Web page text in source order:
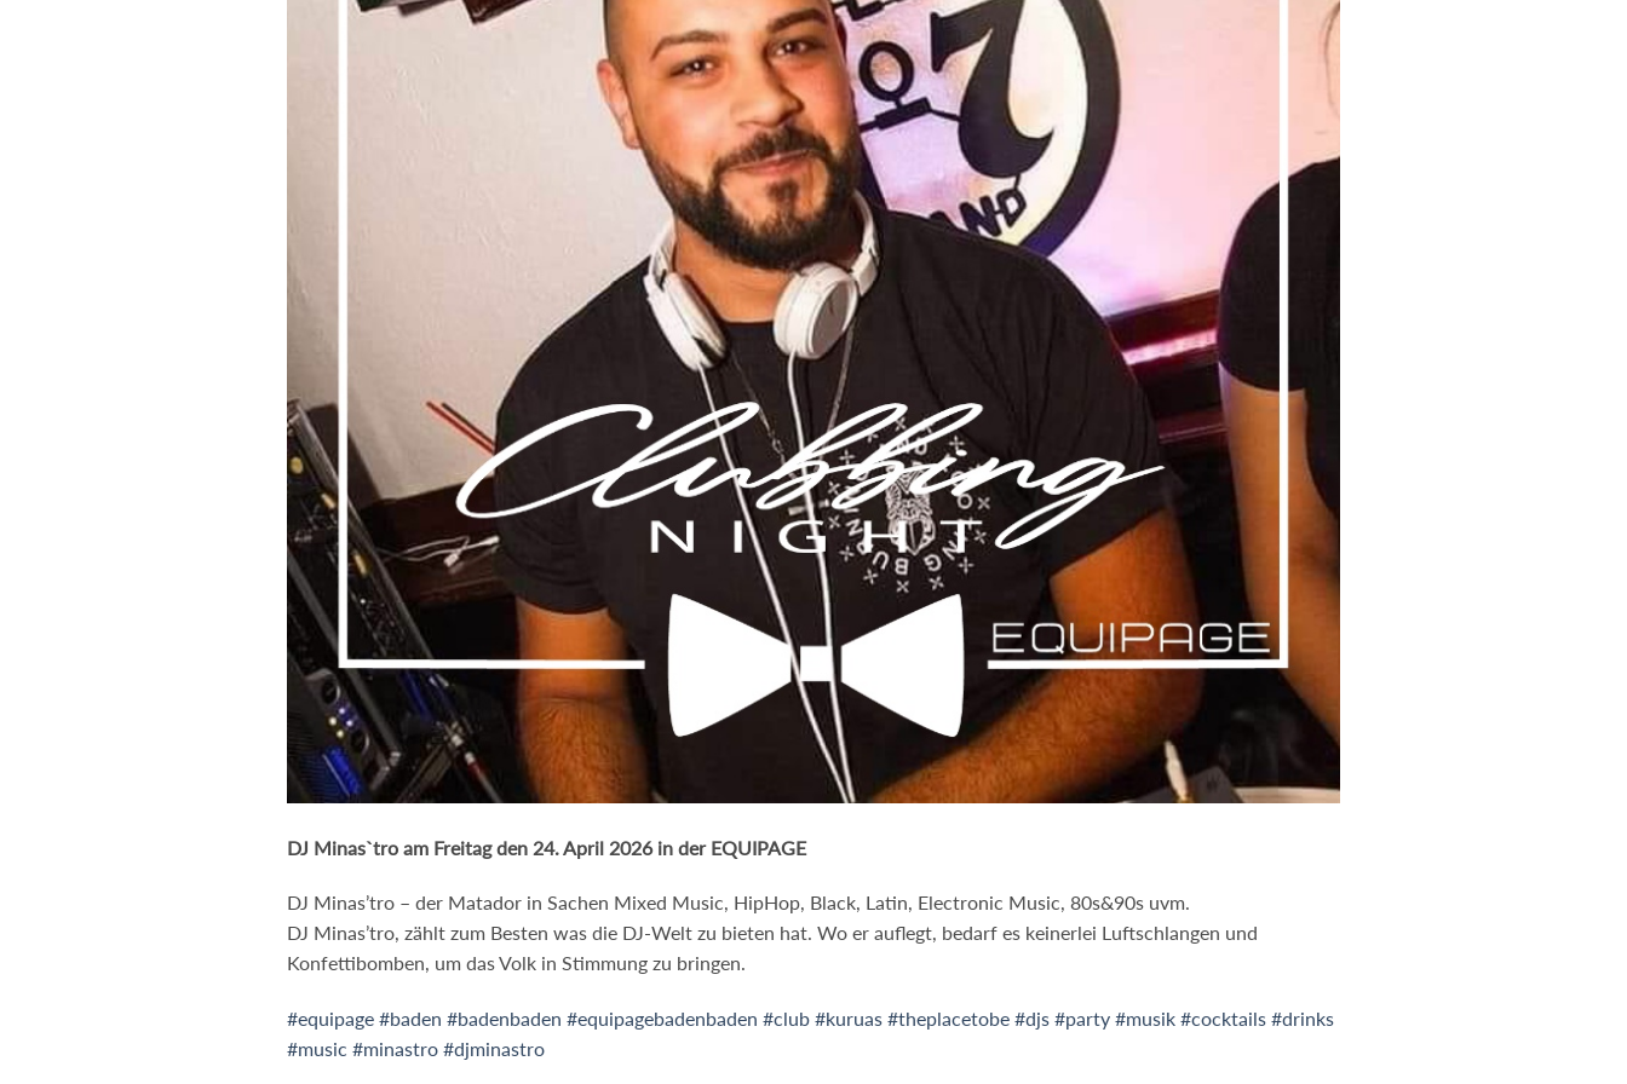
DJ Minas`tro am Freitag den 24. April 2026 in der EQUIPAGE
DJ Minas’tro – der Matador in Sachen Mixed Music, HipHop, Black, Latin, Electronic Music, 80s&90s uvm.
DJ Minas’tro, zählt zum Besten was die DJ-Welt zu bieten hat. Wo er auflegt, bedarf es keinerlei Luftschlangen und
Konfettibomben, um das Volk in Stimmung zu bringen.
#equipage #baden #badenbaden #equipagebadenbaden #club #kuruas #theplacetobe #djs #party #musik #cocktails #drinks
#music #minastro #djminastro